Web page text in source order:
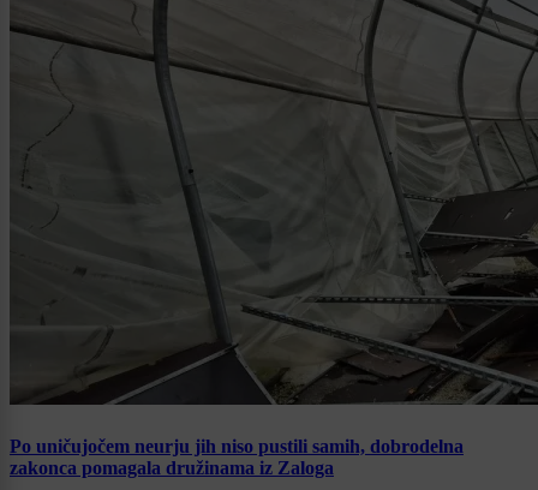
Po uničujočem neurju jih niso pustili samih, dobrodelna
zakonca pomagala družinama iz Zaloga